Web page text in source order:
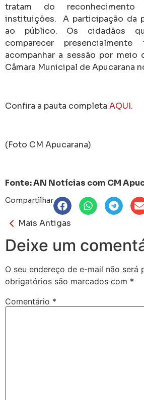
tratam do
instituições. A participação da
ao público. Os cidadãos
comparecer presencialmente
acompanhar a sessão por meio
Câmara Municipal de Apucarana
Confira a pauta completa AQUI.
(Foto CM Apucarana)
Fonte: AN Notícias com CM
Compartilhar
Mais Antigas
Deixe um
O seu endereço de e-mail não será
obrigatórios são marcados com *
Comentário *